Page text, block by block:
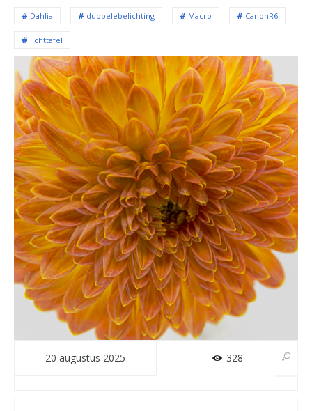
Dahlia dubbelebelichting Macro CanonR6
lichttafel
20 augustus 2025 328